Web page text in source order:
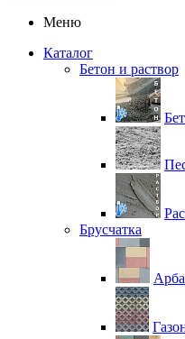
Меню
Каталог
Бетон и раствор
Брусчатка